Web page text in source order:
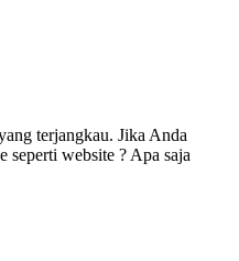
terjangkau. Jika Anda
seperti website ? Apa saja